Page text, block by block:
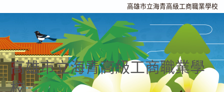
高雄市立海青高級工商職業學校
高雄市立海青高級工商職業學
校